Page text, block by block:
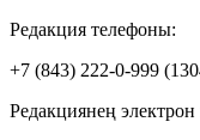
Редакция телефоны:
+7 (843) 222-0-999
Редакциянең